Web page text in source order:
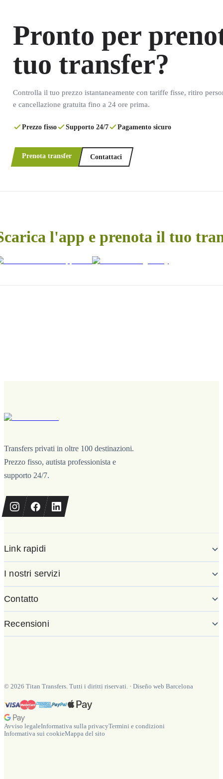
Pronto per
tuo transfer?
Controlla il tuo prezzo istantaneamente con tariffe fisse, ritiro
e cancellazione gratuita fino a 24 ore prima.
Prezzo fisso Supporto 24/7 Pagamento sicuro
Prenota transfer Contattaci
l'app e prenota il tuo
Transfers privati in oltre 100 destinazioni.
Prezzo fisso, autista professionista e
supporto 24/7.
Link rapidi
I nostri servizi
Contatto
Recensioni
© 2026 Titan Transfers. Tutti i diritti riservati. · Diseño web Barcelona
Avviso legaleInformativa sulla privacyTermini e condizioni
Informativa sui cookieMappa del sito